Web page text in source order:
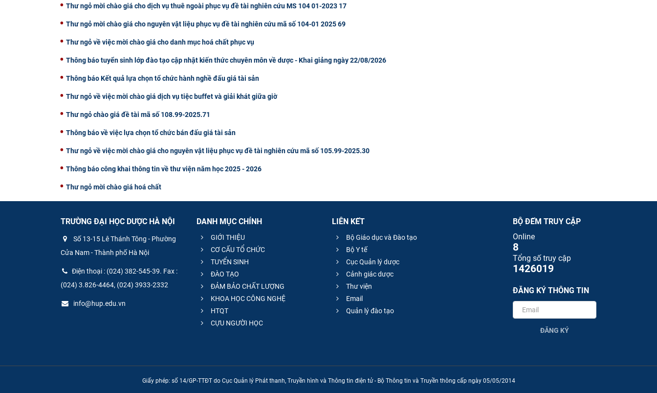
Thư ngỏ mời chào giá cho dịch vụ thuê ngoài phục vụ đề tài nghiên cứu MS 104 01-2023 17
Thư ngỏ mời chào giá cho nguyên vật liệu phục vụ đề tài nghiên cứu mã số 104-01 2025 69
Thư ngỏ về việc mời chào giá cho danh mục hoá chất phục vụ
Thông báo tuyển sinh lớp đào tạo cập nhật kiến thức chuyên môn về dược - Khai giảng ngày 22/08/2026
Thông báo Kết quả lựa chọn tổ chức hành nghề đấu giá tài sản
Thư ngỏ về việc mời chào giá dịch vụ tiệc buffet và giải khát giữa giờ
Thư ngỏ chào giá đề tài mã số 108.99-2025.71
Thông báo về việc lựa chọn tổ chức bán đấu giá tài sản
Thư ngỏ về việc mời chào giá cho nguyên vật liệu phục vụ đề tài nghiên cứu mã số 105.99-2025.30
Thông báo công khai thông tin về thư viện năm học 2025 - 2026
Thư ngỏ mời chào giá hoá chất
TRƯỜNG ĐẠI HỌC DƯỢC HÀ NỘI
Số 13-15 Lê Thánh Tông - Phường
Cửa Nam - Thành phố Hà Nội
Điện thoại : (024) 382-545-39. Fax :
(024) 3.826-4464, (024) 3933-2332
info@hup.edu.vn
DANH MỤC CHÍNH
GIỚI THIỆU
CƠ CẤU TỔ CHỨC
TUYỂN SINH
ĐÀO TẠO
ĐẢM BẢO CHẤT LƯỢNG
KHOA HỌC CÔNG NGHỆ
HTQT
CỰU NGƯỜI HỌC
LIÊN KẾT
Bộ Giáo dục và Đào tạo
Bộ Y tế
Cục Quản lý dược
Cảnh giác dược
Thư viện
Email
Quản lý đào tạo
BỘ ĐẾM TRUY CẬP
Online
8
Tổng số truy cập
1426019
ĐĂNG KÝ THÔNG TIN
ĐĂNG KÝ
Giấy phép: số 14/GP-TTĐT do Cục Quản lý Phát thanh, Truyền hình và Thông tin điện tử - Bộ Thông tin và Truyền thông cấp ngày 05/05/2014